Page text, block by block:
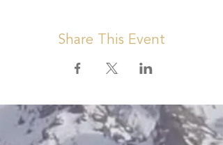
Share This Event